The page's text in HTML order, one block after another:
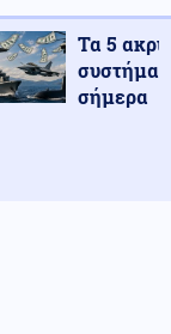
Τα 5
σήμερα